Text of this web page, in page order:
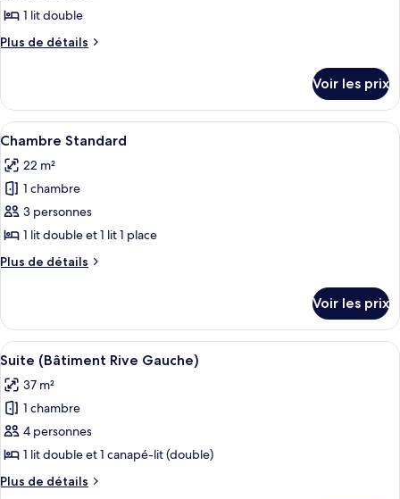
ce
type
de
Chambre
Confort
(Bâtiment
Rive
Gauche)
1 lit double
Plus de détails
Plus
le
type
de
Chambre
Confort
(Bâtiment
Rive
Gauche)
Voir les prix
Afficher
toutes
les
photos
pour
ce
type
de
Chambre
Standard
Une chambre d’hôtel avec un
5
Chambre Standard
22 m²
1 chambre
3 personnes
1 lit double et 1 lit 1 place
Plus de détails
Plus
le
type
de
chambre
Chambre
Standard
Voir les prix
Afficher
toutes
les
photos
pour
ce
type
de
Une chambre d’hôtel dotée d’un
5
Suite (Bâtiment Rive Gauche)
37 m²
1 chambre
4 personnes
1 lit double et 1 canapé-lit (double)
Plus de détails
Plus